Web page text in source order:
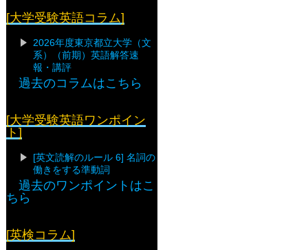
[大学受験英語コラム]
2026年度東京都立大学（文
系）（前期）英語解答速
報・講評
過去のコラムはこちら
[大学受験英語ワンポイン
ト]
[英文読解のルール 6] 名詞の
働きをする準動詞
過去のワンポイントはこ
ちら
[英検コラム]